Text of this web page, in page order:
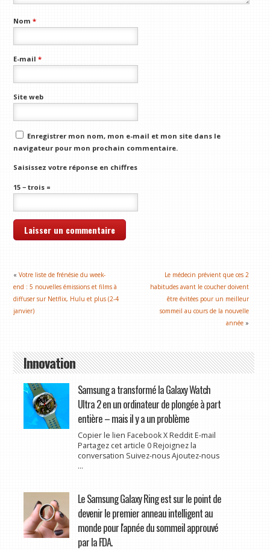
Nom*
E-mail*
Site web
Enregistrer mon nom, mon e-mail et mon site dans le
navigateur pour mon prochain commentaire.
Saisissez votre réponse en chiffres
15 − trois =
«Votre liste de frénésie du week-
end : 5 nouvelles émissions et films à
diffuser sur Netflix, Hulu et plus (2-4
janvier)
Le médecin prévient que ces 2
habitudes avant le coucher doivent
être évitées pour un meilleur
sommeil au cours de la nouvelle
année »
Innovation
Samsung a transformé la Galaxy Watch
Ultra 2 en un ordinateur de plongée à part
entière – mais il y a un problème
Copier le lien Facebook X Reddit E-mail
Partagez cet article 0 Rejoignez la
conversation Suivez-nous Ajoutez-nous
...
Le Samsung Galaxy Ring est sur le point de
devenir le premier anneau intelligent au
monde pour l'apnée du sommeil approuvé
par la FDA.